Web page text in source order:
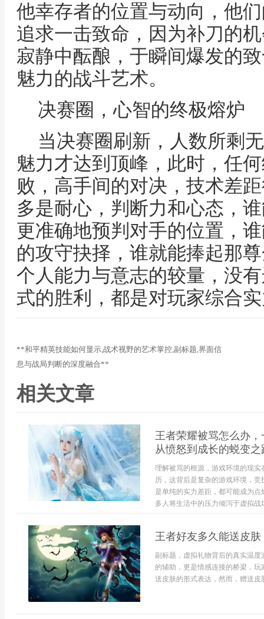
他幸存者的位置与动向，他
追求一击致命，因为补刀的
寂静中酝酿，于瞬间爆发的
魅力的战斗艺术。
决赛圈，心智的终极熔炉
当决赛圈刷新，人数所剩
魅力才达到顶峰，此时，任
败，高手间的对决，技术差
多是耐心，判断力和心态，
更准确地预判对手的位置，
的攻守抉择，谁就能捧起那
个人能力与意志的较量，没
式的胜利，都是对玩家综合
**和平精英技能如何显示,战术视野的艺术掌控,副标题,界面信
息与战局判断的深度融合**
相关文章
王者荣耀被骂怎么办
从愤怒到成长的蜕变之
理解被骂的根源，游戏环境的现
历，这背后是复杂的游戏环境，
是单纯的实力差距，都可能成为
多人将生活中的压力倾泻于虚拟战
王者好友多久能送皮
副标题，虚拟礼物背后的真实温
的辅助，更是情感连接的桥梁，
送皮肤的形式表达，然而，赠送